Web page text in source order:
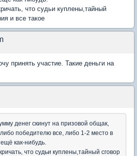
что судьи куплены,тайный
и все такое
принять участие. Такие деньги на
денег скинут на призовой общак,
победителю все, либо 1-2 место в
как-нибудь.
что судьи куплены,тайный сговор